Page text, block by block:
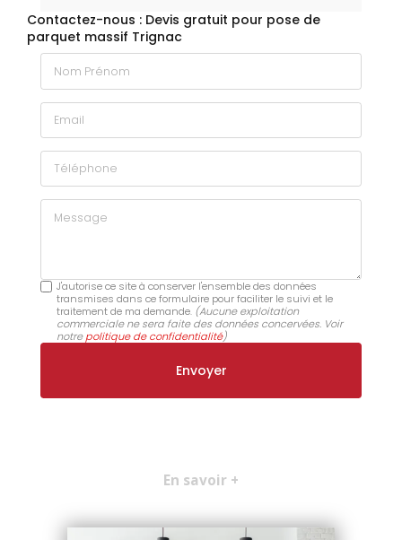
Contactez-nous : Devis gratuit pour pose de
parquet massif Trignac
Nom Prénom
Email
Téléphone
Message
J'autorise ce site à conserver l'ensemble des données
transmises dans ce formulaire pour faciliter le suivi et le
traitement de ma demande. (Aucune exploitation
commerciale ne sera faite des données concervées. Voir
notrepolitique de confidentialité)
En savoir +